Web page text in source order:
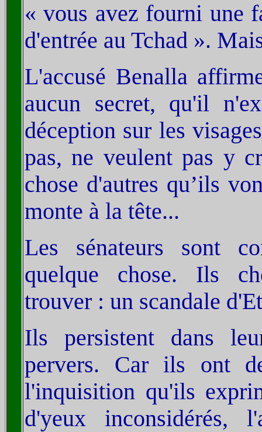
« vous avez fourni une
d'entrée au Tchad ».
L'accusé Benalla
aucun secret, qu'il
déception sur les
pas, ne veulent pas y
chose d'autres qu’ils
monte à la tête...
Les sénateurs sont
quelque chose. Ils
trouver : un scandale
Ils persistent dans
pervers. Car ils ont
l'inquisition qu'ils
d'yeux inconsidérés,